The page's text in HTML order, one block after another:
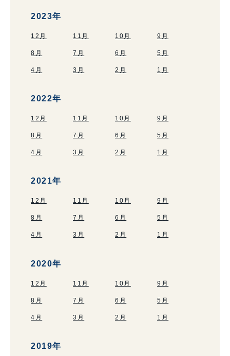
2023年
12月 11月 10月 9月
8月 7月 6月 5月
4月 3月 2月 1月
2022年
12月 11月 10月 9月
8月 7月 6月 5月
4月 3月 2月 1月
2021年
12月 11月 10月 9月
8月 7月 6月 5月
4月 3月 2月 1月
2020年
12月 11月 10月 9月
8月 7月 6月 5月
4月 3月 2月 1月
2019年